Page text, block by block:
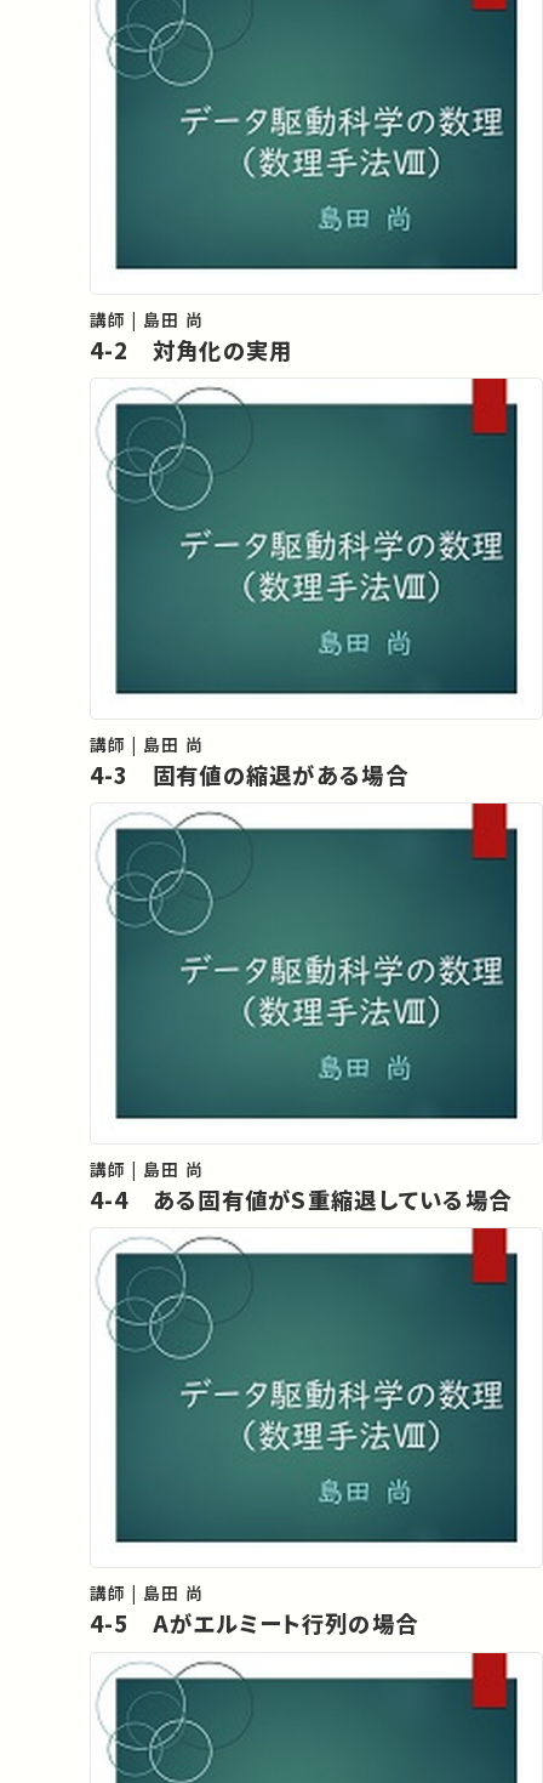
講師 | 島田 尚
4-2 対角化の実用
講師 | 島田 尚
4-3 固有値の縮退がある場合
講師 | 島田 尚
4-4 ある固有値がS重縮退している場合
講師 | 島田 尚
4-5 Aがエルミート行列の場合